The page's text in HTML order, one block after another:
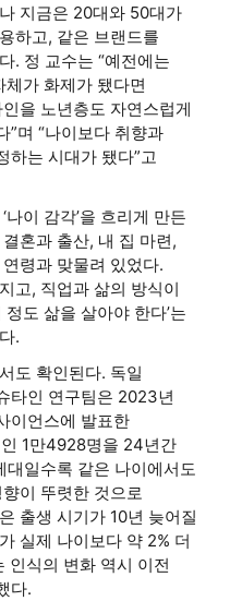
지금은 20대와 50대가
하고, 같은 브랜드를
. 정 교수는 “예전에는
가 화제가 됐다면
을 노년층도 자연스럽게
”며 “나이보다 취향과
하는 시대가 됐다”고
이 감각’을 흐리게 만든
혼과 출산, 내 집 마련,
령과 맞물려 있었다.
고, 직업과 삶의 방식이
도 삶을 살아야 한다’는
.
도 확인된다. 독일
타인 연구팀은 2023년
이언스에 발표한
1만4928명을 24년간
대일수록 같은 나이에서도
이 뚜렷한 것으로
출생 시기가 10년 늦어질
실제 나이보다 약 2% 더
인식의 변화 역시 이전
다.